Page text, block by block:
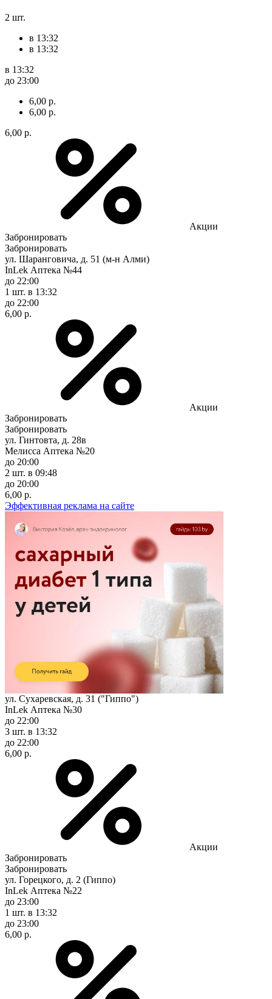
2 шт.
в 13:32
в 13:32
в 13:32
до 23:00
6,00 р.
6,00 р.
6,00 р.
Акции
Забронировать
Забронировать
ул. Шаранговича, д. 51 (м-н Алми)
InLek Аптека №44
до 22:00
1 шт. в 13:32
до 22:00
6,00 р.
Акции
Забронировать
Забронировать
ул. Гинтовта, д. 28в
Мелисса Аптека №20
до 20:00
2 шт. в 09:48
до 20:00
6,00 р.
Эффективная реклама на сайте
ул. Сухаревская, д. 31 ("Гиппо")
InLek Аптека №30
до 22:00
3 шт. в 13:32
до 22:00
6,00 р.
Акции
Забронировать
Забронировать
ул. Горецкого, д. 2 (Гиппо)
InLek Аптека №22
до 23:00
1 шт. в 13:32
до 23:00
6,00 р.